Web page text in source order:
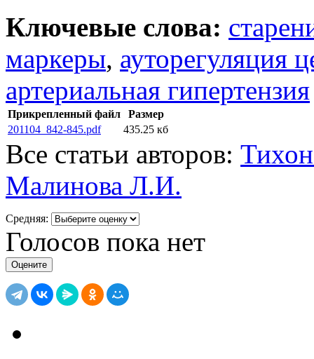
Ключевые слова:
маркеры, ауторегуляция
артериальная гипертензия
Прикрепленный файл
Размер
201104_842-845.pdf
435.25 кб
Все статьи авторов:
Малинова Л.И.
Средняя:
Голосов пока нет